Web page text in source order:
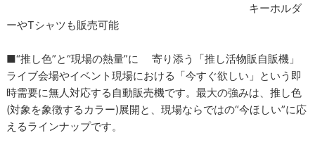
キーホルダ
ーやTシャツも販売可能
■“推し色”と“現場の熱量”に 寄り添う「推し活物販自販機」
ライブ会場やイベント現場における「今すぐ欲しい」という即
時需要に無人対応する自動販売機です。最大の強みは、推し色
(対象を象徴するカラー)展開と、現場ならではの“今ほしい”に応
えるラインナップです。